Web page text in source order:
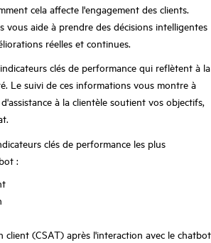
cela affecte l'engagement des clients.
vous aide à prendre des décisions intelligentes
réelles et continues.
clés de performance qui reflètent à la
Le suivi de ces informations vous montre à
à la clientèle soutient vos objectifs,
clés de performance les plus
:
client (CSAT) après l'interaction avec le chatbot